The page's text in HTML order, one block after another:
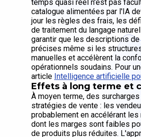
temps quasi réel n'est pas
catalogue alimentées par l'IA
jour les règles des frais, les
de traitement du langage
garantir que les descriptions
précises même si les
manuelles et accélèrent la
opérationnels soudains. Pour
article Intelligence artificielle
Effets à long terme et
À moyen terme, des
stratégies de vente : les
probablement en accélérant
dont les marges sont faibles
de produits plus réduites.